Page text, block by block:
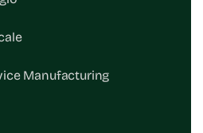
Manufacturing